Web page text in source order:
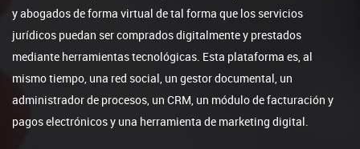
y abogados de forma virtual de tal forma que los servicios
jurídicos puedan ser comprados digitalmente y prestados
mediante herramientas tecnológicas. Esta plataforma es, al
mismo tiempo, una red social, un gestor documental, un
administrador de procesos, un CRM, un módulo de facturación y
pagos electrónicos y una herramienta de marketing digital.